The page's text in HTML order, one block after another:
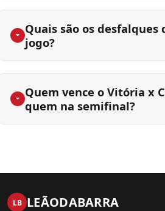
Quais são os
jogo?
Quem vence o Vitória x
quem na semifinal?
LB LEÃODABARRA